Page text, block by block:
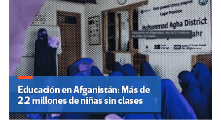
Educación en Afganistán: Más de
2.2 millones de niñas sin clases